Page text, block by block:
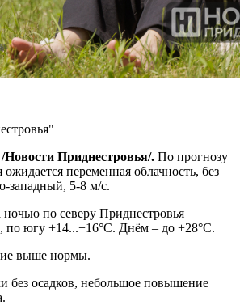
Приднестровья/. По прогнозу
переменная облачность, без
западный, 5-8 м/с.
ночью по северу Приднестровья
по югу +14...+16°С. Днём – до +28°С.
выше нормы.
без осадков, небольшое повышение